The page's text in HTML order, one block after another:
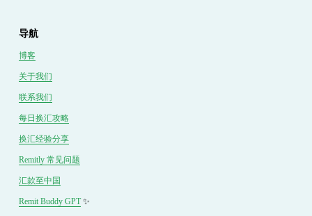
导航
博客
关于我们
联系我们
每日换汇攻略
换汇经验分享
Remitly 常见问题
汇款至中国
Remit Buddy GPT ✨